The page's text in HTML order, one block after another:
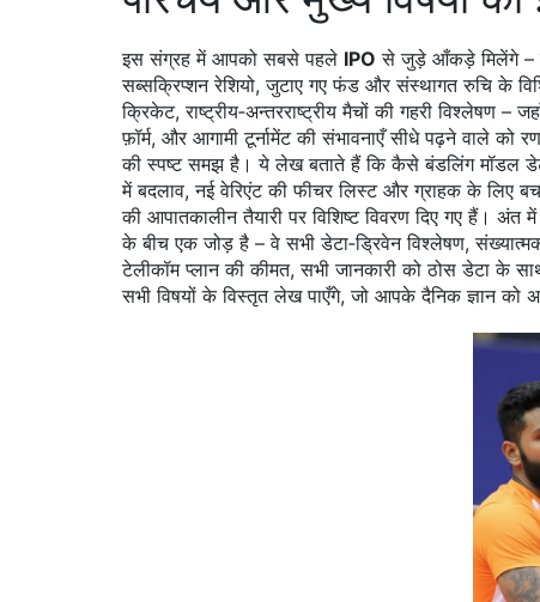
इस संग्रह में आपको सबसे पहले IPO से जुड़े आँकड़े मिलेंगे –
सब्सक्रिप्शन रेशियो, जुटाए गए फंड और संस्थागत रुचि के
क्रिकेट,राष्ट्रीय‑अन्तरराष्ट्रीय मैचों की गहरी विश्लेषण –
फ़ॉर्म, और आगामी टूर्नामेंट की संभावनाएँ सीधे पढ़ने वाले
की स्पष्ट समझ है। ये लेख बताते हैं कि कैसे बंडलिंग मॉडल डेटा
में बदलाव, नई वेरिएंट की फीचर लिस्ट और ग्राहक के लिए
की आपातकालीन तैयारी पर विशिष्ट विवरण दिए गए हैं।
के बीच एक जोड़ है – वे सभीडेटा‑ड्रिवेन विश्लेषण,
टेलीकॉम प्लान की कीमत, सभी जानकारी को ठोस डेटा के
सभी विषयों के विस्तृत लेख पाएँगे, जो आपके दैनिक ज्ञान को